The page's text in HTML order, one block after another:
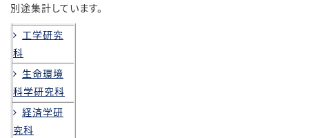
別途集計しています。
工学研究
科
生命環境
科学研究科
経済学研
究科